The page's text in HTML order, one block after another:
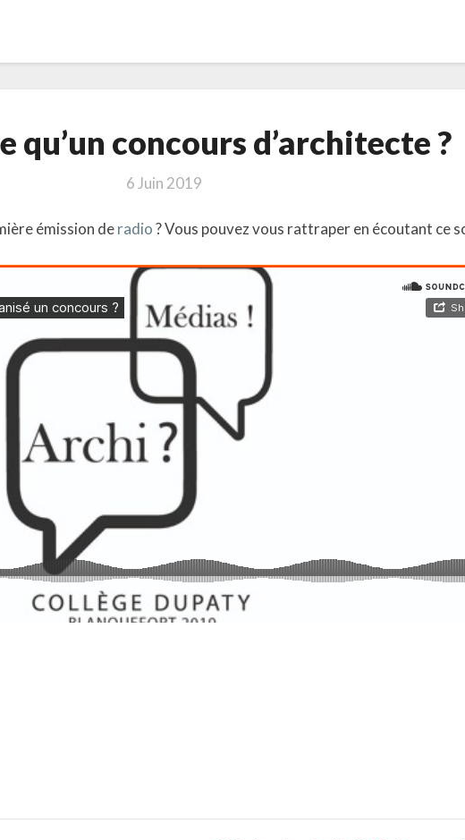
ce
concours
?
qu’un concours d’architecte ?
6 Juin 2019
émission deradio? Vous pouvez vous rattraper en écoutant ce